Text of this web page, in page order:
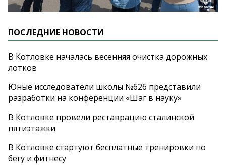
ПОСЛЕДНИЕ НОВОСТИ
В Котловке началась весенняя очистка дорожных
лотков
Юные исследователи школы №626 представили
разработки на конференции «Шаг в науку»
В Котловке провели реставрацию сталинской
пятиэтажки
В Котловке стартуют бесплатные тренировки по
бегу и фитнесу